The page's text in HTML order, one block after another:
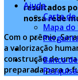
Ajuda
Carta de
Mapa do
Banco
resultados
nossa rede
Com o prêmio,
a valorização
construção de
preparada para o